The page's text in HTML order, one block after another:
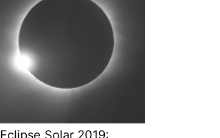
Eclipse Solar 2019: